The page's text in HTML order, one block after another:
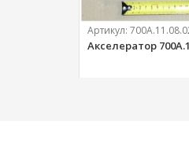
Артикул:
Акселератор